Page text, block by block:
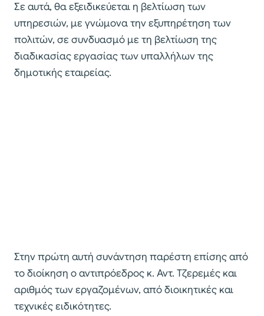
Σε αυτά, θα εξειδικεύεται η βελτίωση των
υπηρεσιών, με γνώμονα την εξυπηρέτηση των
πολιτών, σε συνδυασμό με τη βελτίωση της
διαδικασίας εργασίας των υπαλλήλων της
δημοτικής εταιρείας.
Στην πρώτη αυτή συνάντηση παρέστη επίσης από
το διοίκηση ο αντιπρόεδρος κ. Αντ. Τζερεμές και
αριθμός των εργαζομένων, από διοικητικές και
τεχνικές ειδικότητες.